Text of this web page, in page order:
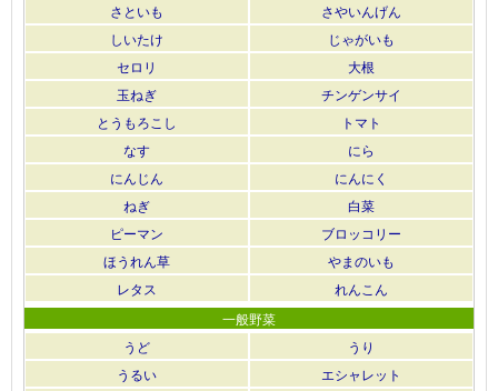
さといも
さやいんげん
しいたけ
じゃがいも
セロリ
大根
玉ねぎ
チンゲンサイ
とうもろこし
トマト
なす
にら
にんじん
にんにく
ねぎ
白菜
ピーマン
ブロッコリー
ほうれん草
やまのいも
レタス
れんこん
一般野菜
うど
うり
うるい
エシャレット